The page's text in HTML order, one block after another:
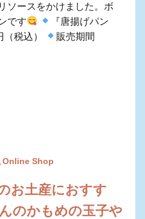
ソースをかけました。ボ
です
『唐揚げパン
（税込）
販売期間
Online Shop
お土産におすす
のかもめの玉子や